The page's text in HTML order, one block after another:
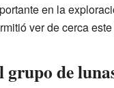
en la
ver de cerca
grupo de